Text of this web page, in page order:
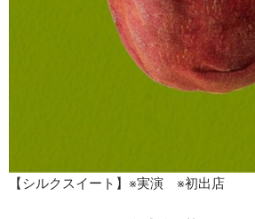
【シルクスイート】※実演 ※初出店